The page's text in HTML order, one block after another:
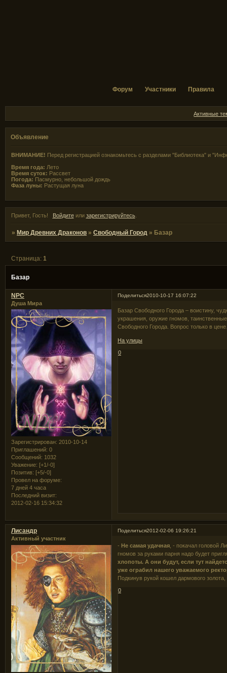
Форум Участники Правила
Активные
Объявление
ВНИМАНИЕ! Перед регистрацией ознакомьтесь с разделами "Библиотека" и
Время года: Лето
Время суток: Рассвет
Погода: Пасмурно, небольшой дождь
Фаза луны: Растущая луна
Привет, Гость! Войдитеили зарегистрируйтесь.
»Мир Древних Драконов »Свободный Город » Базар
Базар
Страница:1
Поделиться2010-10-17 16:07:22
NPC
Душа Мира
Зарегистрирован: 2010-10-14
Приглашений: 0
Сообщений: 1032
Уважение: [+1/-0]
Позитив: [+5/-0]
Провел на форуме:
7 дней 4 часа
Последний визит:
2012-02-16 15:34:32
Базар Свободного Города – воистину,
украшения, оружие гномов,
Свободного Города. Вопрос только в
На улицы
0
Поделиться2012-02-06 19:26:21
Лисандр
Активный участник
- Не самая удачная , - покачал головой
гномов за руками парня надо будет
хлопоты. А они будут, если тут
уже ограбил нашего уважаемого
Подкинув рукой кошел дармового
0